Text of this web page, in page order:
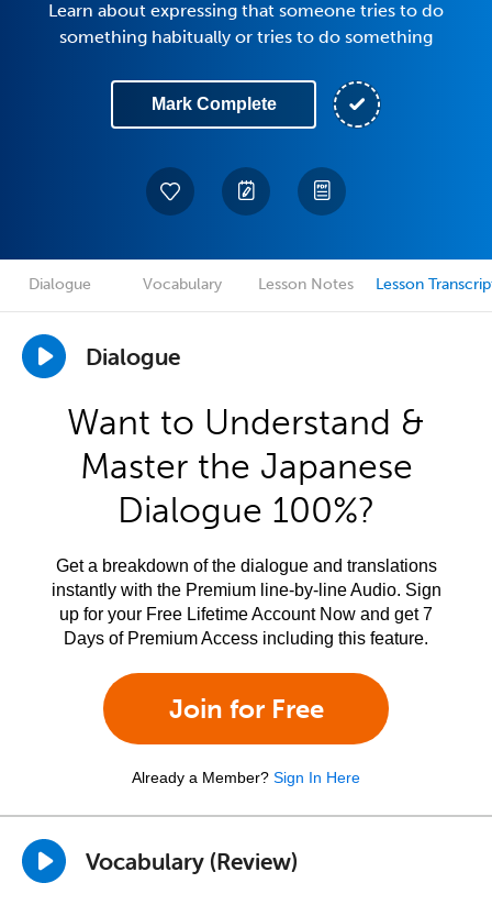
Learn about expressing that someone tries to do
something habitually or tries to do something
Mark Complete
Dialogue Vocabulary Lesson Notes Lesson
Dialogue
Want to Understand &
Master the Japanese
Dialogue 100%?
Get a breakdown of the dialogue and translations
instantly with the Premium line-by-line Audio. Sign
up for your Free Lifetime Account Now and get 7
Days of Premium Access including this feature.
Join for Free
Already a Member? Sign In Here
Vocabulary (Review)